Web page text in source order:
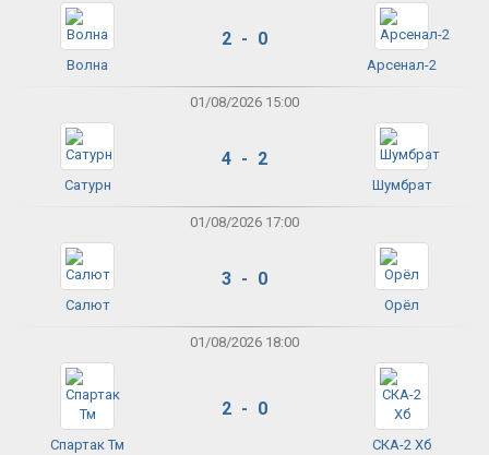
Волна
2 - 0
Арсенал-2
01/08/2026 15:00
Сатурн
4 - 2
Шумбрат
01/08/2026 17:00
Салют
3 - 0
Орёл
01/08/2026 18:00
Спартак Тм
2 - 0
СКА-2 Хб